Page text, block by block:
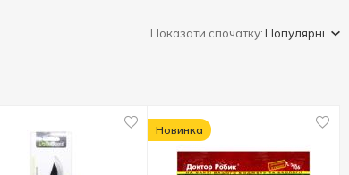
Показати спочатку:Популярні
Новинка